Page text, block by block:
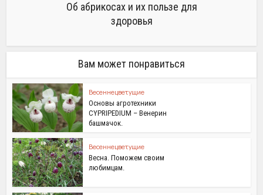
Об абрикосах и их пользе для
здоровья
Вам может понравиться
Весеннецветущие
Основы агротехники
CYPRIPEDIUM – Венерин
башмачок.
Весеннецветущие
Весна. Поможем своим
любимцам.